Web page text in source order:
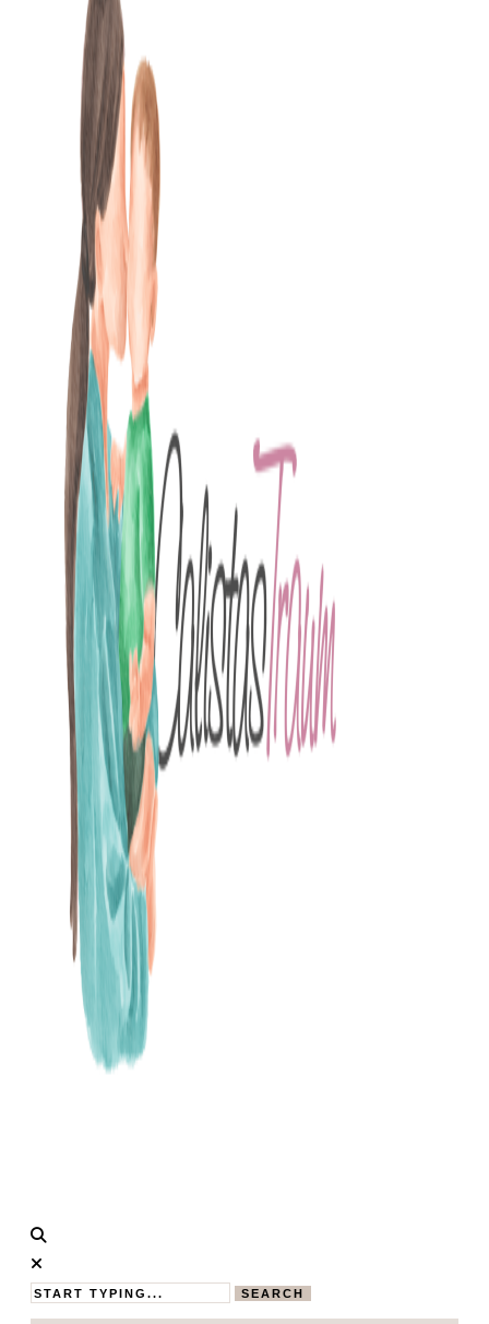
Calistas
Traum
MAMABLOG
SEARCH